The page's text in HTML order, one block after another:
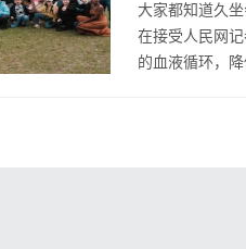
大家都知道久
在接受人民网
的血液循环，